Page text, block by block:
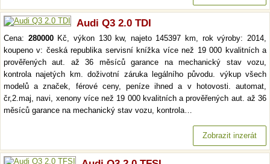
Audi Q3 2.0 TDI
Cena: 280000Kč, výkon 130 kw, najeto 145397 km, rok výroby: 2014,
koupeno v: česká republika servisní knížka více než 19 000 kvalitních a
prověřených aut. až 36 měsíců garance na mechanický stav vozu,
kontrola najetých km. doživotní záruka legálního původu. výkup všech
modelů a značek, férové ceny, peníze ihned a v hotovosti. automat,
čr,2.maj, navi, xenony více než 19 000 kvalitních a prověřených aut. až 36
měsíců garance na mechanický stav vozu, kontrola…
Zobrazit inzerát